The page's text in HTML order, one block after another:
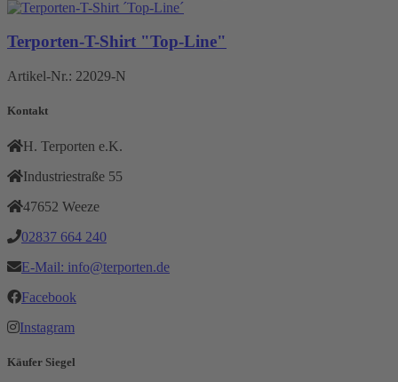
Terporten-T-Shirt "Top-Line"
Artikel-Nr.: 22029-N
Kontakt
H. Terporten e.K.
Industriestraße 55
47652 Weeze
02837 664 240
E-Mail: info@terporten.de
Facebook
Instagram
Käufer Siegel